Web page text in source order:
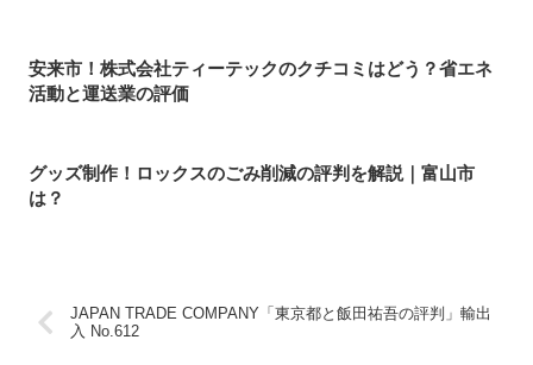
安来市！株式会社ティーテックのクチコミはどう？省エネ
活動と運送業の評価
グッズ制作！ロックスのごみ削減の評判を解説｜富山市
は？
JAPAN TRADE COMPANY「東京都と飯田祐吾の評判」輸出
入 No.612